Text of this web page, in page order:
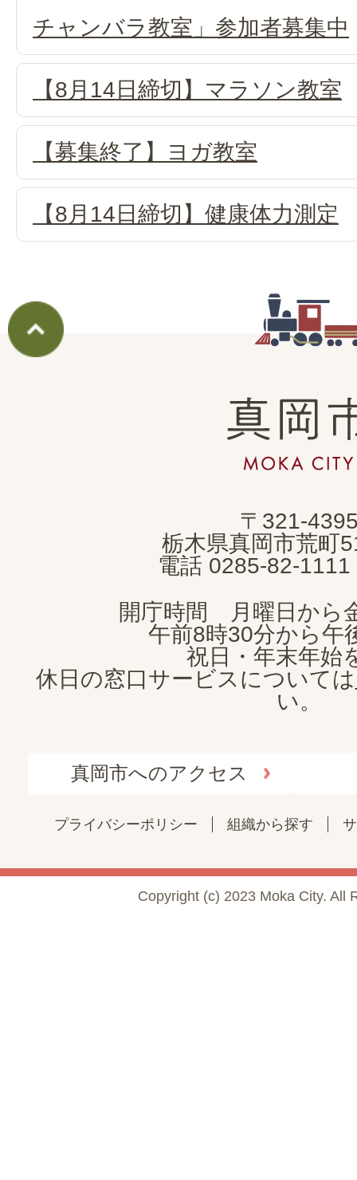
チャンバラ教室」参加者募集中
【8月14日締切】マラソン教室
【募集終了】ヨガ教室
【8月14日締切】健康体力測定
真
岡
市
CITY
〒321-
栃木県真岡市荒町
電話 0285-82-1111
開庁時間 月曜日から
午前8時30分から午
祝日・年末年始
休日の窓口サービスについては
い。
真岡市へのアクセス
プライバシーポリシー 組織から探す
Copyright (c) 2023 Moka City. All